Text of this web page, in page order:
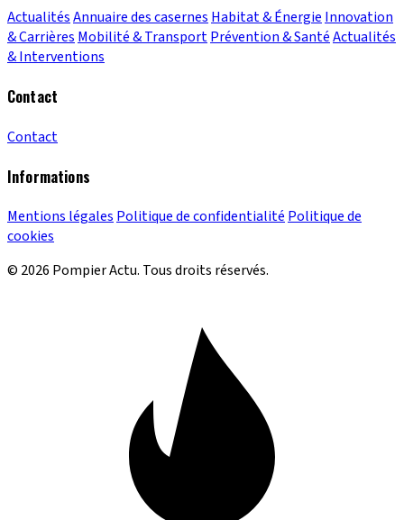
ActualitésAnnuaire des casernes Habitat & Énergie Innovation
& Carrières Mobilité & TransportPrévention & SantéActualités
& Interventions
Contact
Contact
Informations
Mentions légales Politique de confidentialité Politique de
cookies
© 2026 Pompier Actu. Tous droits réservés.